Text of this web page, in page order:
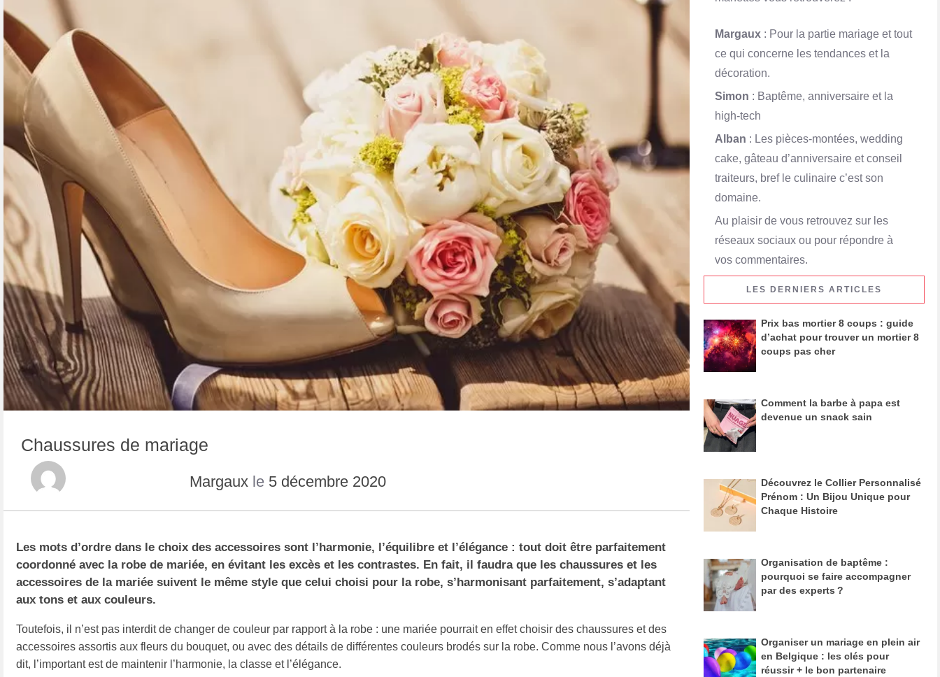
Chaussures de mariage
Margaux le 5 décembre 2020
Les mots d’ordre dans le choix des accessoires sont l’harmonie, l’équilibre et l’élégance : tout doit être parfaitement
coordonné avec la robe de mariée, en évitant les excès et les contrastes. En fait, il faudra que les chaussures et les
accessoires de la mariée suivent le même style que celui choisi pour la robe, s’harmonisant parfaitement, s’adaptant
aux tons et aux couleurs.
Toutefois, il n’est pas interdit de changer de couleur par rapport à la robe : une mariée pourrait en effet choisir des chaussures et des
accessoires assortis aux fleurs du bouquet, ou avec des détails de différentes couleurs brodés sur la robe. Comme nous l’avons déjà
dit, l’important est de maintenir l’harmonie, la classe et l’élégance.
Margaux: Pour la partie mariage et tout
ce qui concerne les tendances et la
décoration.
Simon : Baptême, anniversaire et la
high-tech
Alban : Les pièces-montées, wedding
cake, gâteau d’anniversaire et conseil
traiteurs, bref le culinaire c’est son
domaine.
Au plaisir de vous retrouvez sur les
réseaux sociaux ou pour répondre à
vos commentaires.
LES DERNIERS ARTICLES
Prix bas mortier 8 coups : guide
d’achat pour trouver un mortier 8
coups pas cher
Comment la barbe à papa est
devenue un snack sain
Découvrez le Collier Personnalisé
Prénom : Un Bijou Unique pour
Chaque Histoire
Organisation de baptême :
pourquoi se faire accompagner
par des experts ?
Organiser un mariage en plein air
en Belgique : les clés pour
réussir + le bon partenaire